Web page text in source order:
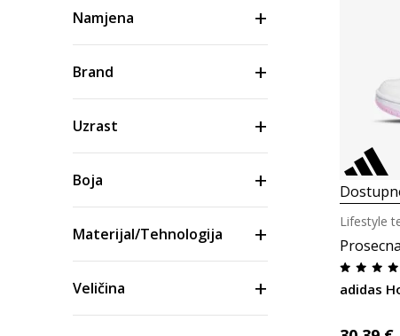
Namjena
Brand
Uzrast
Boja
Materijal/Tehnologija
Veličina adidas
Lifestyle